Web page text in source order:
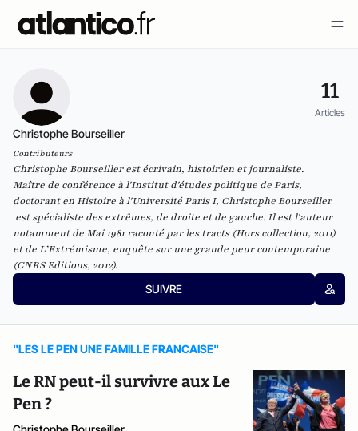
11
Articles
Christophe Bourseiller
Contributeurs
Christophe Bourseiller est écrivain, histoirien et journaliste.
Maître de conférence à l'Institut d'études politique de Paris,
doctorant en Histoire à l'Université Paris I, Christophe Bourseiller
est spécialiste des extrêmes, de droite et de gauche. Il est l'auteur
notamment deMai 1981 raconté par les tracts(Hors collection, 2011)
et deL’Extrémisme, enquête sur une grande peur contemporaine
(CNRS Editions, 2012).
SUIVRE
"LES LE PEN UNE FAMILLE FRANCAISE"
Le RN peut-il survivre aux Le
Pen ?